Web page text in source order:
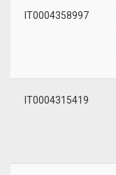
IT0004358997
IT0004315419